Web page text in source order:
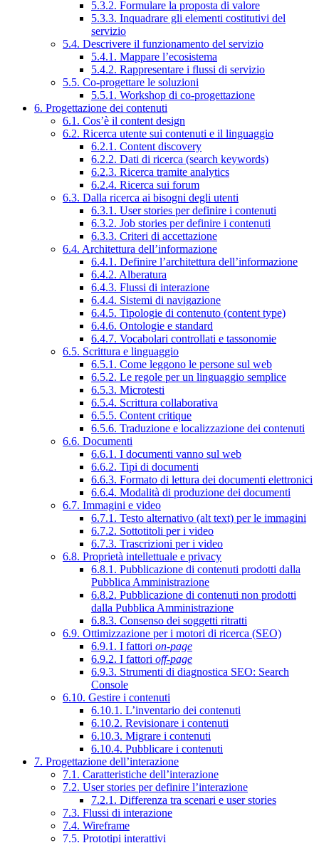
5.3.2. Formulare la proposta di valore
5.3.3. Inquadrare gli elementi costitutivi del
servizio
5.4. Descrivere il funzionamento del servizio
5.4.1. Mappare l’ecosistema
5.4.2. Rappresentare i flussi di servizio
5.5. Co-progettare le soluzioni
5.5.1. Workshop di co-progettazione
6. Progettazione dei contenuti
6.1. Cos’è il content design
6.2. Ricerca utente sui contenuti e il linguaggio
6.2.1. Content discovery
6.2.2. Dati di ricerca (search keywords)
6.2.3. Ricerca tramite analytics
6.2.4. Ricerca sui forum
6.3. Dalla ricerca ai bisogni degli utenti
6.3.1. User stories per definire i contenuti
6.3.2. Job stories per definire i contenuti
6.3.3. Criteri di accettazione
6.4. Architettura dell’informazione
6.4.1. Definire l’architettura dell’informazione
6.4.2. Alberatura
6.4.3. Flussi di interazione
6.4.4. Sistemi di navigazione
6.4.5. Tipologie di contenuto (content type)
6.4.6. Ontologie e standard
6.4.7. Vocabolari controllati e tassonomie
6.5. Scrittura e linguaggio
6.5.1. Come leggono le persone sul web
6.5.2. Le regole per un linguaggio semplice
6.5.3. Microtesti
6.5.4. Scrittura collaborativa
6.5.5. Content critique
6.5.6. Traduzione e localizzazione dei contenuti
6.6. Documenti
6.6.1. I documenti vanno sul web
6.6.2. Tipi di documenti
6.6.3. Formato di lettura dei documenti elettronici
6.6.4. Modalità di produzione dei documenti
6.7. Immagini e video
6.7.1. Testo alternativo (alt text) per le immagini
6.7.2. Sottotitoli per i video
6.7.3. Trascrizioni per i video
6.8. Proprietà intellettuale e privacy
6.8.1. Pubblicazione di contenuti prodotti dalla
Pubblica Amministrazione
6.8.2. Pubblicazione di contenuti non prodotti
dalla Pubblica Amministrazione
6.8.3. Consenso dei soggetti ritratti
6.9. Ottimizzazione per i motori di ricerca (SEO)
6.9.1. I fattori on-page
6.9.2. I fattori off-page
6.9.3. Strumenti di diagnostica SEO: Search
Console
6.10. Gestire i contenuti
6.10.1. L’inventario dei contenuti
6.10.2. Revisionare i contenuti
6.10.3. Migrare i contenuti
6.10.4. Pubblicare i contenuti
7. Progettazione dell’interazione
7.1. Caratteristiche dell’interazione
7.2. User stories per definire l’interazione
7.2.1. Differenza tra scenari e user stories
7.3. Flussi di interazione
7.4. Wireframe
7.5. Prototipi interattivi